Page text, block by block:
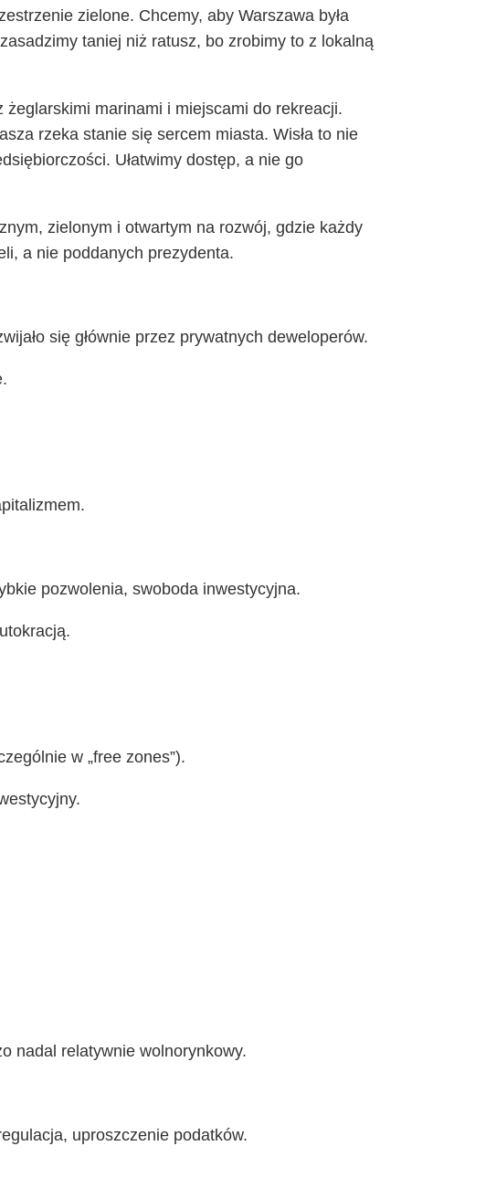
zielone. Chcemy, aby Warszawa była
taniej niż ratusz, bo zrobimy to z lokalną
żeglarskimi marinami i miejscami do rekreacji.
rzeka stanie się sercem miasta. Wisła to nie
Ułatwimy dostęp, a nie go
zielonym i otwartym na rozwój, gdzie każdy
a nie poddanych prezydenta.
się głównie przez prywatnych deweloperów.
pozwolenia, swoboda inwestycyjna.
w „free zones”).
nadal relatywnie wolnorynkowy.
uproszczenie podatków.